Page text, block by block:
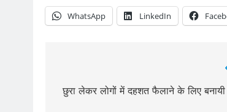
WhatsApp LinkedIn
navigation
छुरा लेकर लोगों में दहशत फैलाने के लिए बनायी